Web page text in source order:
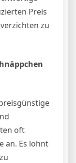
Preis
zu
oft
an. Es lohnt